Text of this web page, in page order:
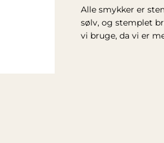
Alle smykker er
sølv, og stemplet
vi bruge, da vi er